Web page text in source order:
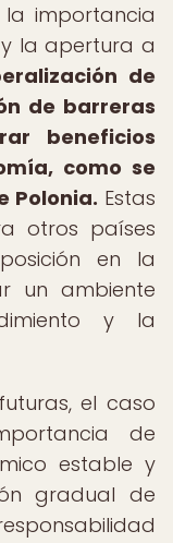
importancia
la apertura a
de
de barreras
beneficios
como se
Polonia. Estas
otros países
en la
un ambiente
y la
el caso
de
estable y
gradual de